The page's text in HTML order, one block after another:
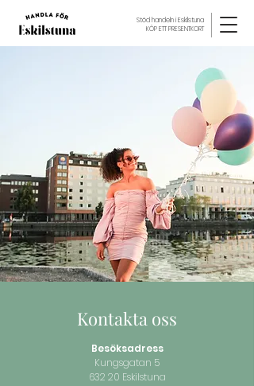
Stöd handeln i Eskilstuna
KÖP ETT PRESENTKORT
Kontakta oss
Besöksadress
Kungsgatan 5
632 20 Eskilstuna